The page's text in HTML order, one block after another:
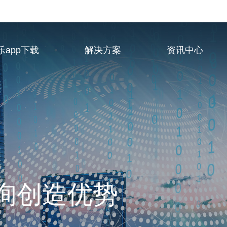
app下载 解决方案 资讯中心
创造优势
服务供应商